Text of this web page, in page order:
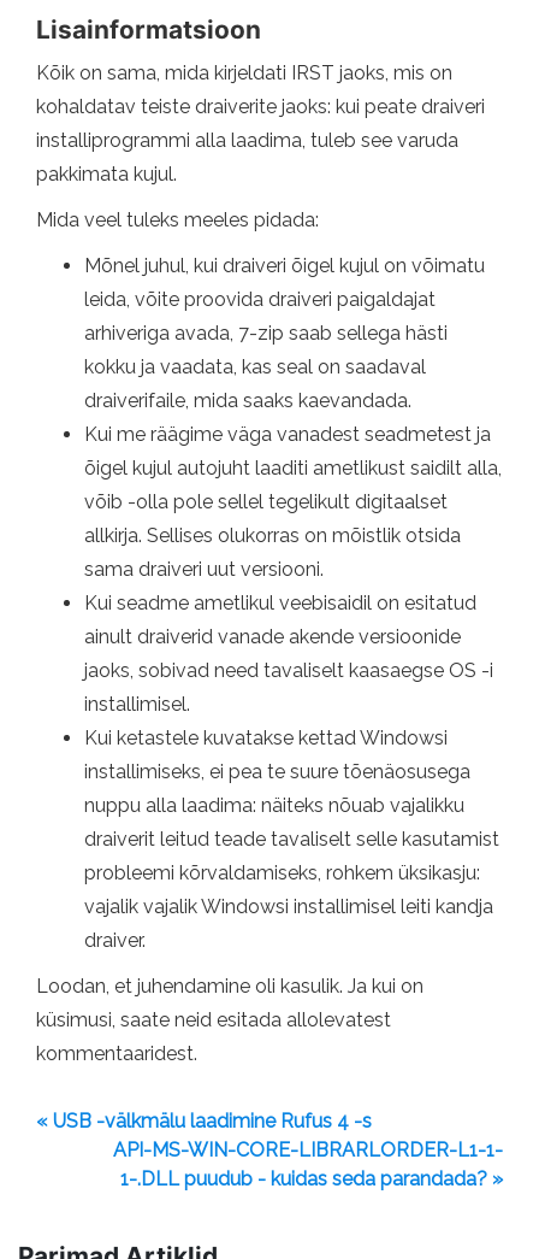
Lisainformatsioon
Kõik on sama, mida kirjeldati IRST jaoks, mis on
kohaldatav teiste draiverite jaoks: kui peate draiveri
installiprogrammi alla laadima, tuleb see varuda
pakkimata kujul.
Mida veel tuleks meeles pidada:
Mõnel juhul, kui draiveri õigel kujul on võimatu
leida, võite proovida draiveri paigaldajat
arhiveriga avada, 7-zip saab sellega hästi
kokku ja vaadata, kas seal on saadaval
draiverifaile, mida saaks kaevandada.
Kui me räägime väga vanadest seadmetest ja
õigel kujul autojuht laaditi ametlikust saidilt alla,
võib -olla pole sellel tegelikult digitaalset
allkirja. Sellises olukorras on mõistlik otsida
sama draiveri uut versiooni.
Kui seadme ametlikul veebisaidil on esitatud
ainult draiverid vanade akende versioonide
jaoks, sobivad need tavaliselt kaasaegse OS -i
installimisel.
Kui ketastele kuvatakse kettad Windowsi
installimiseks, ei pea te suure tõenäosusega
nuppu alla laadima: näiteks nõuab vajalikku
draiverit leitud teade tavaliselt selle kasutamist
probleemi kõrvaldamiseks, rohkem üksikasju:
vajalik vajalik Windowsi installimisel leiti kandja
draiver.
Loodan, et juhendamine oli kasulik. Ja kui on
küsimusi, saate neid esitada allolevatest
kommentaaridest.
« USB -välkmälu laadimine Rufus 4 -s
API-MS-WIN-CORE-LIBRARLORDER-L1-1-
1-.DLL puudub - kuidas seda parandada? »